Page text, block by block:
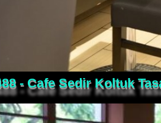
- Cafe Sedir Koltuk